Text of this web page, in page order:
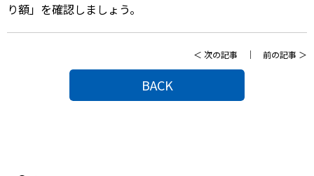
り額」を確認しましょう。
＜ 次の記事 ｜ 前の記事 ＞
BACK